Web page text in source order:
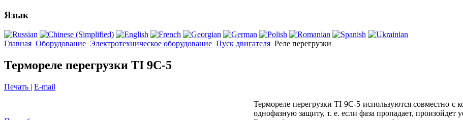
Язык
Главная Оборудование Электротехническое оборудование Пуск двигателя Реле перегрузки
Термореле перегрузки TI 9C-5
Печать | E-mail
Термореле перегрузки TI 9C-5 используются совместно с
однофазную защиту, т. е. если фаза пропадает, произойдет